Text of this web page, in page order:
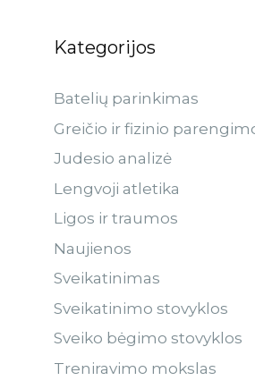
Kategorijos
Batelių parinkimas
Greičio ir fizinio
Judesio analizė
Lengvoji atletika
Ligos ir traumos
Naujienos
Sveikatinimas
Sveikatinimo stovyklos
Sveiko bėgimo stovyklos
Treniravimo mokslas